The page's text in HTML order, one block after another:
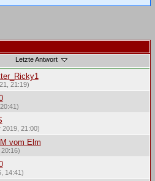
Letzte Antwort
21:19)
2019, 21:00)
vom Elm
20:16)
14:41)